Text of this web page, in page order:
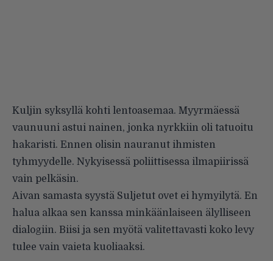
Kuljin syksyllä kohti lentoasemaa. Myyrmäessä
vaunuuni astui nainen, jonka nyrkkiin oli tatuoitu
hakaristi. Ennen olisin nauranut ihmisten
tyhmyydelle. Nykyisessä poliittisessa ilmapiirissä
vain pelkäsin.
Aivan samasta syystä Suljetut ovet ei hymyilytä. En
halua alkaa sen kanssa minkäänlaiseen älylliseen
dialogiin. Biisi ja sen myötä valitettavasti koko levy
tulee vain vaieta kuoliaaksi.